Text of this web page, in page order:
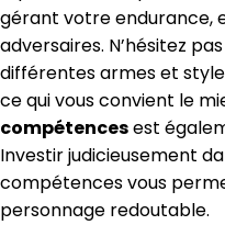
gérant votre endurance,
adversaires. N’hésitez
différentes armes et
ce qui vous convient le
compétencesest
Investir judicieusement
compétences vous
personnage redoutable.